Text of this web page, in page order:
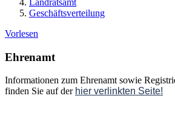
Landratsamt
Geschäftsverteilung
Vorlesen
Ehrenamt
Informationen zum Ehrenamt sowie
finden Sie auf der hier verlinkten Seite!